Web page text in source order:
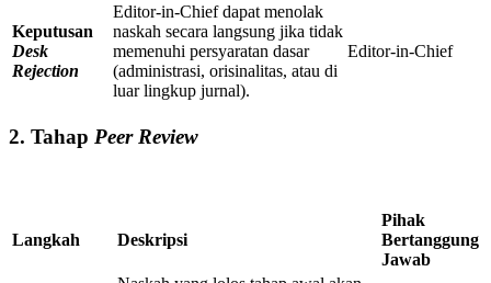
Keputusan
Desk
Rejection
Editor-in-Chief dapat menolak
naskah secara langsung jika tidak
memenuhi persyaratan dasar
(administrasi, orisinalitas, atau di
luar lingkup jurnal).
Editor-in-Chief
2. Tahap Peer Review
Langkah Deskripsi
Pihak
Bertanggung
Jawab